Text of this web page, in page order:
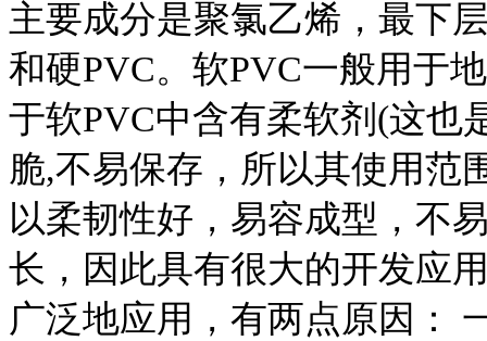
主要成分是聚氯乙烯，最下
和硬PVC。软PVC一般用于
于软PVC中含有柔软剂(这也
脆,不易保存，所以其使用范
以柔韧性好，易容成型，不
长，因此具有很大的开发应
广泛地应用，有两点原因：